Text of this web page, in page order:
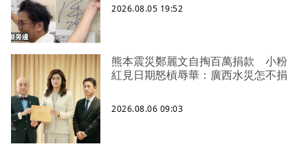
2026.08.05 19:52
熊本震災鄭麗文自掏百萬捐款 小粉
紅見日期怒槓辱華：廣西水災怎不捐
2026.08.06 09:03